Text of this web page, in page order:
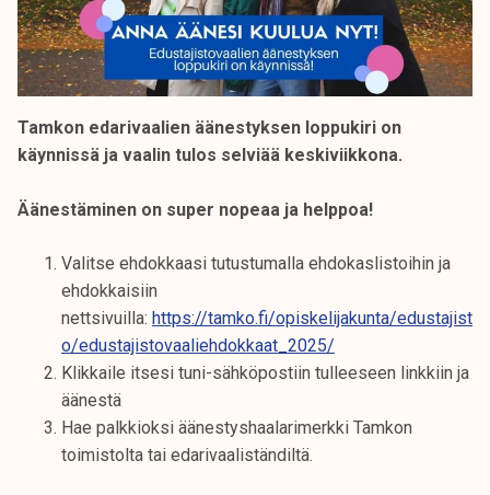
Tamkon edarivaalien äänestyksen loppukiri on
käynnissä ja vaalin tulos selviää keskiviikkona.
Äänestäminen on super nopeaa ja helppoa!
Valitse ehdokkaasi tutustumalla ehdokaslistoihin ja
ehdokkaisiin
nettsivuilla: https://tamko.fi/opiskelijakunta/edustajist
o/edustajistovaaliehdokkaat_2025/
Klikkaile itsesi tuni-sähköpostiin tulleeseen linkkiin ja
äänestä
Hae palkkioksi äänestyshaalarimerkki Tamkon
toimistolta tai edarivaaliständiltä.